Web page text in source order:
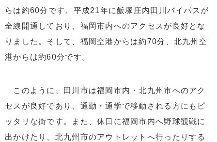
らは約60分です。平成21年に飯塚庄内田川バイパスが
全線開通しており、福岡市内へのアクセスが良好とな
りました。そして、福岡空港からは約70分、北九州空
港からは約60分です。
このように、田川市は福岡市内・北九州市へのアク
セスが良好であり、通勤・通学で移動される方にもピ
ッタリな街です。また、休日に福岡市内へ野球観戦に
出かけたり、北九州市のアウトレットへ行ったりする